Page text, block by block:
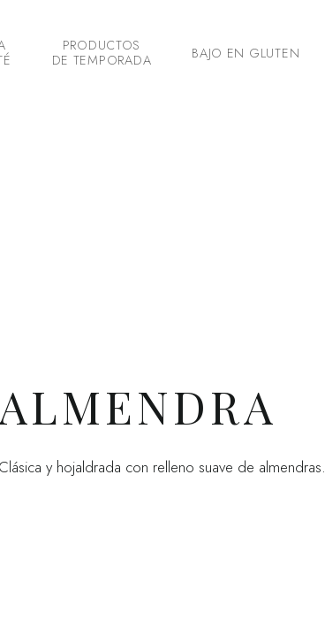
PRODUCTOS
DE TEMPORADA
BAJO EN GLUTEN
Clásica y hojaldrada con relleno suave de almendras.